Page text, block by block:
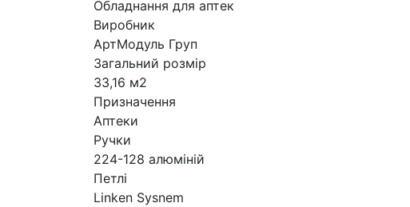
Обладнання для аптек
Виробник
АртМодуль Груп
Загальний розмір
33,16 м2
Призначення
Аптеки
Ручки
224-128 алюміній
Петлі
Linken Sysnem